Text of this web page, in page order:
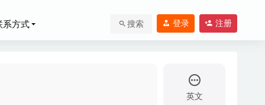
方式 搜索 登录 注册
英文